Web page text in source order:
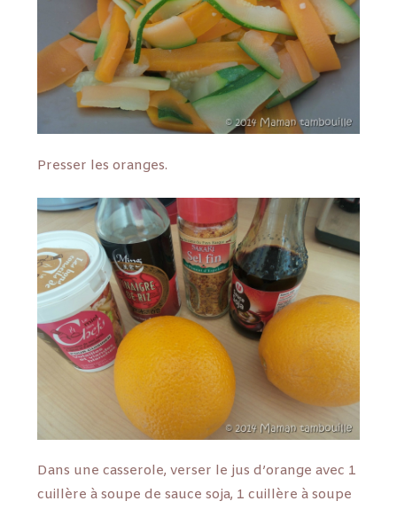
Presser les oranges.
Dans une casserole, verser le jus d’orange avec 1
cuillère à soupe de sauce soja, 1 cuillère à soupe